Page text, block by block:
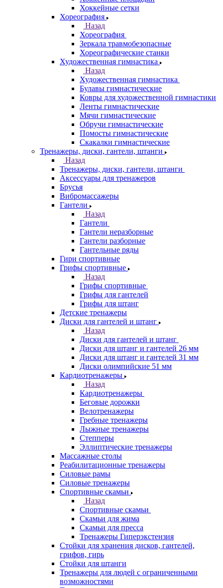
Хоккейные сетки
Хореография
Назад
Хореография
Зеркала травмобезопасные
Хореографические станки
Художественная гимнастика
Назад
Художественная гимнастика
Булавы гимнастические
Ковры для художественной гимнастики
Ленты гимнастические
Мячи гимнастические
Обручи гимнастические
Помосты гимнастические
Скакалки гимнастические
Тренажеры, диски, гантели, штанги
Назад
Тренажеры, диски, гантели, штанги
Аксессуары для тренажеров
Брусья
Вибромассажеры
Гантели
Назад
Гантели
Гантели неразборные
Гантели разборные
Гантельные ряды
Гири спортивные
Грифы спортивные
Назад
Грифы спортивные
Грифы для гантелей
Грифы для штанг
Детские тренажеры
Диски для гантелей и штанг
Назад
Диски для гантелей и штанг
Диски для штанг и гантелей 26 мм
Диски для штанг и гантелей 31 мм
Диски олимпийские 51 мм
Кардиотренажеры
Назад
Кардиотренажеры
Беговые дорожки
Велотренажеры
Гребные тренажеры
Лыжные тренажеры
Степперы
Эллиптические тренажеры
Массажные столы
Реабилитационные тренажеры
Силовые рамы
Силовые тренажеры
Спортивные скамьи
Назад
Спортивные скамьи
Скамьи для жима
Скамьи для пресса
Тренажеры Гиперэкстензия
Стойки для хранения дисков, гантелей,
грифов, гирь
Стойки для штанги
Тренажеры для людей с ограниченными
возможностями